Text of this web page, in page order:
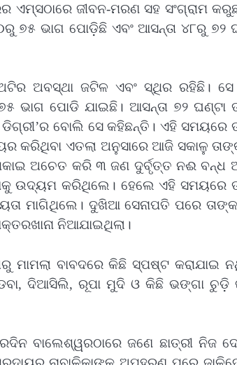
ଏମ୍‍ସଠାରେ ଜୀବନ-ମରଣ ସହ ସଂଗ୍ରାମ
୭୫ ଭାଗ ପୋଡ଼ିଛି ଏବଂ ଆସନ୍ତା ୪୮ରୁ ୭୨
ଅବସ୍ଥା ଜଟିଳ ଏବଂ ସ୍ଥିର ରହିଛି। ସେ
ଭାଗ ପୋଡି ଯାଇଛି। ଆସନ୍ତା ୭୨ ଘଣ୍ଟା
ବୋଲି ସେ କହିଛନ୍ତି। ଏହି ସମୟରେ
କରିଥିବା ଏତଲା ଅନୁସାରେ ଆଜି ସକାଳୁ
ଅଚେତ କରି ୩ ଜଣ ଦୁର୍ବୃତ୍ତ ନଈ ବନ୍ଧ
ଉଦ୍ୟମ କରିଥିଲେ। ହେଲେ ଏହି ସମୟରେ
ମାଗିଥିଲେ। ଦୁଖିଆ ସେନାପତି ପରେ
ନିଆଯାଇଥିଲା।
ବାବଦରେ କିଛି ସ୍ପଷ୍ଟ କରାଯାଇ
ଦିଆସିଲି, ରୂପା ମୁଦି ଓ କିଛି ଭଙ୍ଗା ଚୁଡ଼ି
ବାଲେଶ୍ୱରଠାରେ ଜଣେ ଛାତ୍ରୀ ନିଜ